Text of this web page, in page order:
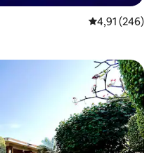
4,91 (246)